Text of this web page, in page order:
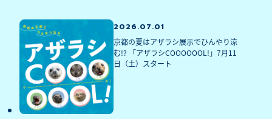
2026.07.01
京都の夏はアザラシ展示でひんやり涼
む!? 「アザラシCOOOOOOL!」7月11
日（土）スタート